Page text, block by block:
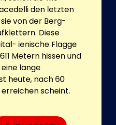
den letzten
von der Berg-
Diese
ienische Flagge
Metern hissen und
lange
heute, nach 60
erreichen scheint.